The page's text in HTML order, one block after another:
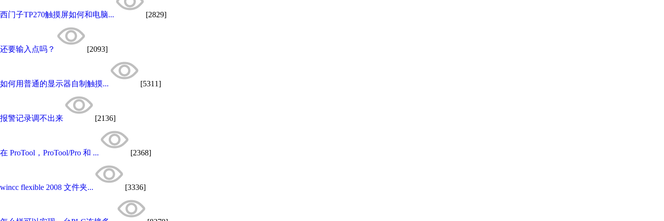
西门子TP270触摸屏如何和电脑... [2829]
还要输入点吗？ [2093]
如何用普通的显示器自制触摸... [5311]
报警记录调不出来 [2136]
在 ProTool，ProTool/Pro 和 ... [2368]
wincc flexible 2008 文件夹... [3336]